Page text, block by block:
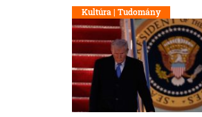
Kultúra | Tudomány